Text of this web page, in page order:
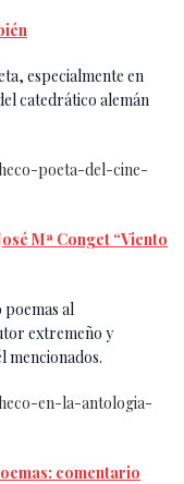
especialmente en
catedrático alemán
poeta-del-cine-
Mª Conget “Viento
poemas al
extremeño y
mencionados.
en-la-antologia-
comentario